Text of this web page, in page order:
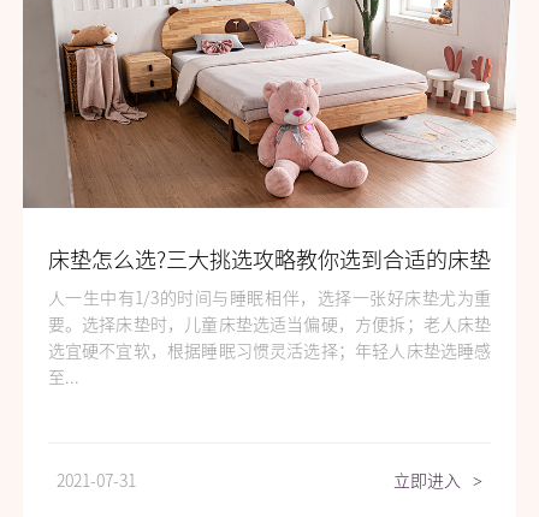
床垫怎么选?三大挑选攻略教你选到合适的床垫
人一生中有1/3的时间与睡眠相伴，选择一张好床垫尤为重
要。选择床垫时，儿童床垫选适当偏硬，方便拆；老人床垫
选宜硬不宜软，根据睡眠习惯灵活选择；年轻人床垫选睡感
至...
2021-07-31 立即进入 >